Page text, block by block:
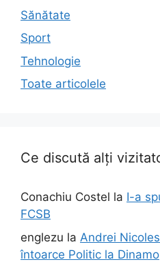
Sănătate
Sport
Tehnologie
Toate articolele
Ce discută alți
Conachiu Costel la I-a
FCSB
englezu la Andrei
întoarce Politic la Dinamo